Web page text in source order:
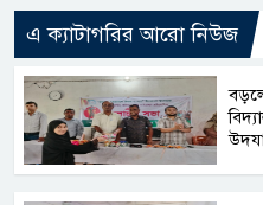
এ ক্যাটাগরির আরো নিউজ